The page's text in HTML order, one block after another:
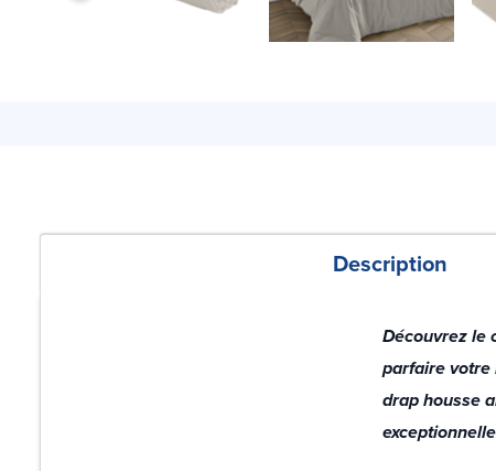
Description
Découvrez le
parfaire votre
drap housse